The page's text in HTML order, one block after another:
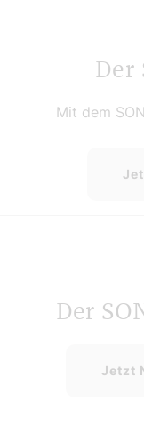
Der
Mit dem
Der
Jetzt